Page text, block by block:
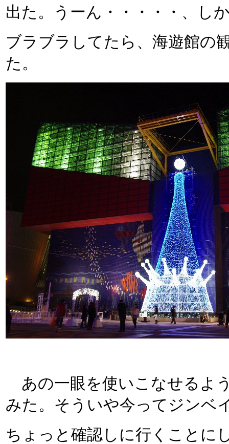
出た。うーん・・・・・、し
ブラブラしてたら、海遊館の
た。
あの一眼を使いこなせるよ
みた。そういや今ってジンベ
ちょっと確認しに行くことに